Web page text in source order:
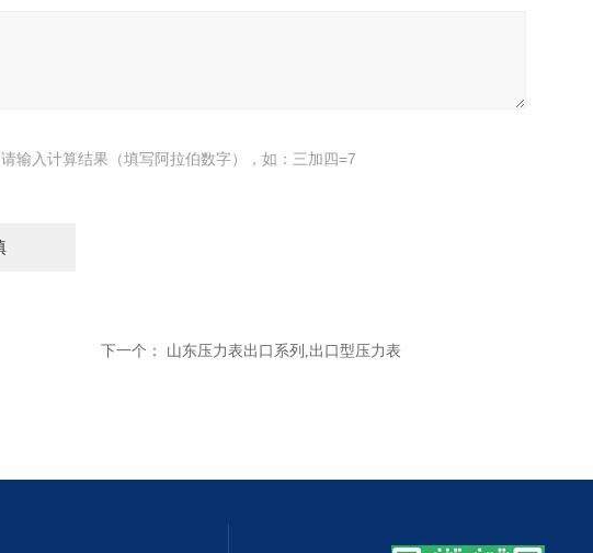
请输入计算结果（填写阿拉伯数字），如：三加四=7
下一个： 山东压力表出口系列,出口型压力表